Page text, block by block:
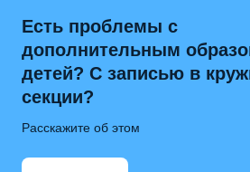
Есть проблемы с
дополнительным
детей? С записью в
секции?
Расскажите об этом